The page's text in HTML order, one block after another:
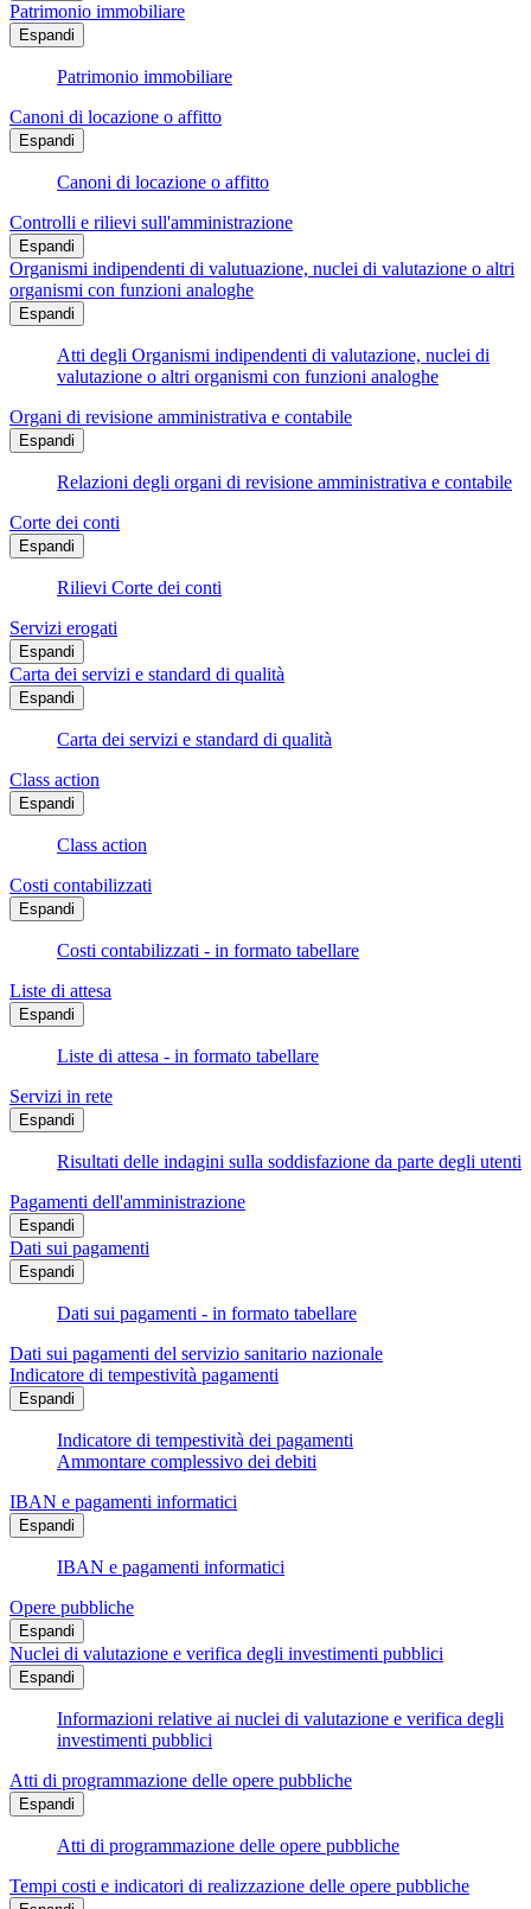
Patrimonio immobiliare
Espandi
Patrimonio immobiliare
Canoni di locazione o affitto
Espandi
Canoni di locazione o affitto
Controlli e rilievi sull'amministrazione
Espandi
Organismi indipendenti di valutuazione, nuclei di valutazione o altri
organismi con funzioni analoghe
Espandi
Atti degli Organismi indipendenti di valutazione, nuclei di
valutazione o altri organismi con funzioni analoghe
Organi di revisione amministrativa e contabile
Espandi
Relazioni degli organi di revisione amministrativa e contabile
Corte dei conti
Espandi
Rilievi Corte dei conti
Servizi erogati
Espandi
Carta dei servizi e standard di qualità
Espandi
Carta dei servizi e standard di qualità
Class action
Espandi
Class action
Costi contabilizzati
Espandi
Costi contabilizzati - in formato tabellare
Liste di attesa
Espandi
Liste di attesa - in formato tabellare
Servizi in rete
Espandi
Risultati delle indagini sulla soddisfazione da parte degli utenti
Pagamenti dell'amministrazione
Espandi
Dati sui pagamenti
Espandi
Dati sui pagamenti - in formato tabellare
Dati sui pagamenti del servizio sanitario nazionale
Indicatore di tempestività pagamenti
Espandi
Indicatore di tempestività dei pagamenti
Ammontare complessivo dei debiti
IBAN e pagamenti informatici
Espandi
IBAN e pagamenti informatici
Opere pubbliche
Espandi
Nuclei di valutazione e verifica degli investimenti pubblici
Espandi
Informazioni relative ai nuclei di valutazione e verifica degli
investimenti pubblici
Atti di programmazione delle opere pubbliche
Espandi
Atti di programmazione delle opere pubbliche
Tempi costi e indicatori di realizzazione delle opere pubbliche